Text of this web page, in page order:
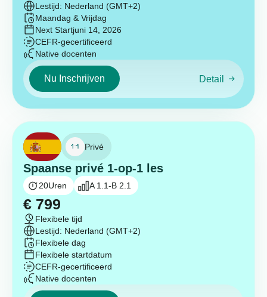
Lestijd: Nederland (GMT+2)
Maandag & Vrijdag
Next Startjuni 14, 2026
CEFR-gecertificeerd
Native docenten
Nu Inschrijven Detail
Privé
Spaanse privé 1-op-1 les
20Uren A 1.1-B 2.1
€ 799
Flexibele tijd
Lestijd: Nederland (GMT+2)
Flexibele dag
Flexibele startdatum
CEFR-gecertificeerd
Native docenten